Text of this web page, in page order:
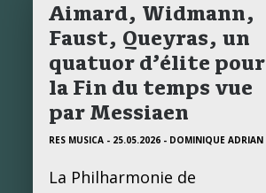
Aimard, Widmann,
Faust, Queyras, un
quatuor d’élite pour
la Fin du temps vue
par Messiaen
RES MUSICA - 25.05.2026 - DOMINIQUE ADRIAN
La Philharmonie de